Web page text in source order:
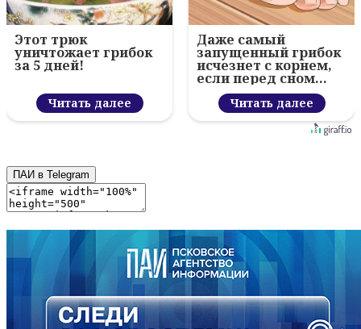
Этот трюк
уничтожает грибок
за 5 дней!
Читать далее
Даже самый
запущенный грибок
исчезнет с корнем,
если перед сном…
Читать далее
ПАИ в Telegram